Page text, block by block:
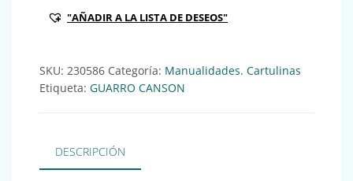
"AÑADIR A LA LISTA DE DESEOS"
SKU: 230586 Categoría: Manualidades. Cartulinas
Etiqueta: GUARRO CANSON
DESCRIPCIÓN